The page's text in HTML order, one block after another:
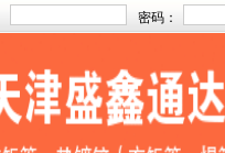
密码：